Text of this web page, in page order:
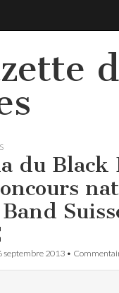
du Black
septembre 2013 •